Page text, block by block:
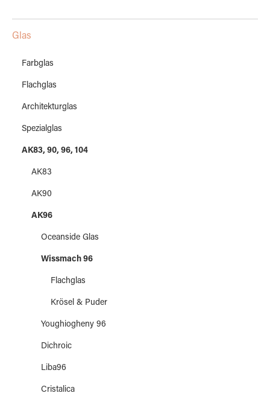
Glas
Farbglas
Flachglas
Architekturglas
Spezialglas
AK83, 90, 96, 104
AK83
AK90
AK96
Oceanside Glas
Wissmach 96
Flachglas
Krösel & Puder
Youghiogheny 96
Dichroic
Liba96
Cristalica